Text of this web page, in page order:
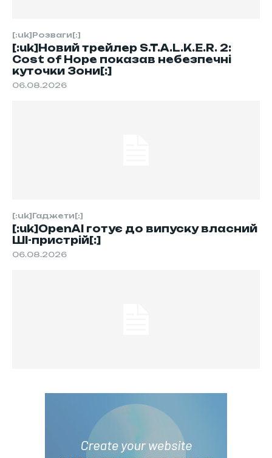
[:uk]Розваги[:]
[:uk]Новий трейлер S.T.A.L.K.E.R. 2:
Cost of Hope показав небезпечні
куточки Зони[:]
06.08.2026
[:uk]Гаджети[:]
[:uk]OpenAI готує до випуску власний
ШІ-пристрій[:]
06.08.2026